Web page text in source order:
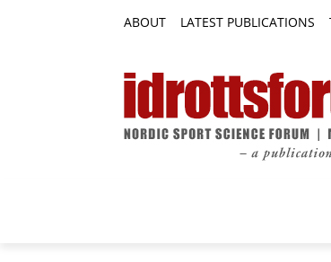
ABOUT LATEST PUBLICATIONS